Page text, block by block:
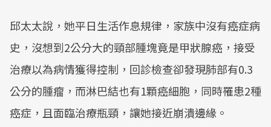
邱太太說，她平日生活作息規律，家族中沒有癌症病
史，沒想到2公分大的頸部腫塊竟是甲狀腺癌，接受
治療以為病情獲得控制，回診檢查卻發現肺部有0.3
公分的腫瘤，而淋巴結也有1顆癌細胞，同時罹患2種
癌症，且面臨治療瓶頸，讓她接近崩潰邊緣。